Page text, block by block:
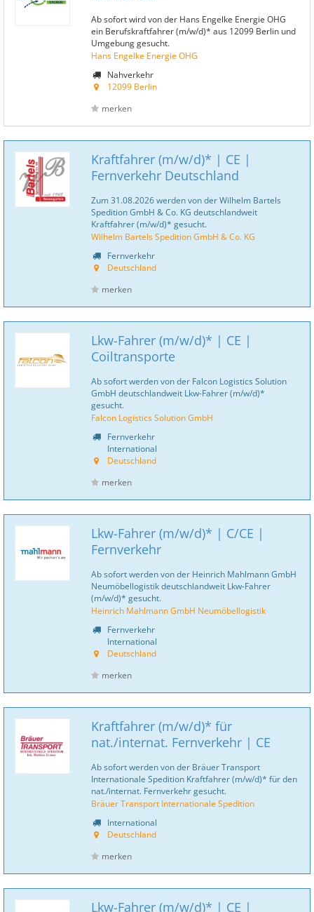
Ab sofort wird von der Hans Engelke Energie OHG
ein Berufskraftfahrer (m/w/d)* aus 12099 Berlin und
Umgebung gesucht.
Hans Engelke Energie OHG
Nahverkehr
12099 Berlin
merken
Kraftfahrer (m/w/d)* | CE |
Fernverkehr Deutschland
Zum 31.08.2026 werden von der Wilhelm Bartels
Spedition GmbH & Co. KG deutschlandweit
Kraftfahrer (m/w/d)* gesucht.
Wilhelm Bartels Spedition GmbH & Co. KG
Fernverkehr
Deutschland
merken
Lkw-Fahrer (m/w/d)* | CE |
Coiltransporte
Ab sofort werden von der Falcon Logistics Solution
GmbH deutschlandweit Lkw-Fahrer (m/w/d)*
gesucht.
Falcon Logistics Solution GmbH
Fernverkehr
International
Deutschland
merken
Lkw-Fahrer (m/w/d)* | C/CE |
Fernverkehr
Ab sofort werden von der Heinrich Mahlmann GmbH
Neumöbellogistik deutschlandweit Lkw-Fahrer
(m/w/d)* gesucht.
Heinrich Mahlmann GmbH Neumöbellogistik
Fernverkehr
International
Deutschland
merken
Kraftfahrer (m/w/d)* für
nat./internat. Fernverkehr | CE
Ab sofort werden von der Bräuer Transport
Internationale Spedition Kraftfahrer (m/w/d)* für den
nat./internat. Fernverkehr gesucht.
Bräuer Transport Internationale Spedition
International
Deutschland
merken
Lkw-Fahrer (m/w/d)* | CE |